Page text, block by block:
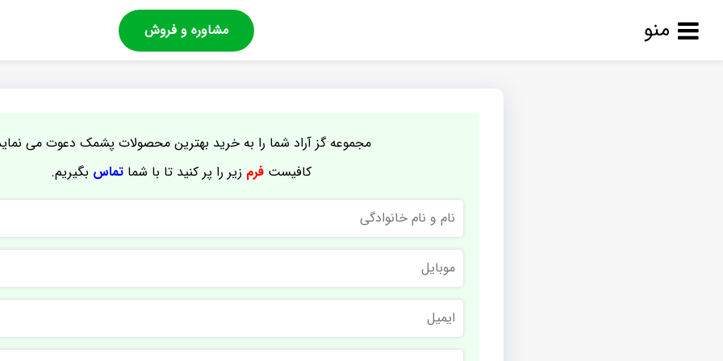
منو مشاوره و فروش
مجموعه گز آراد شما را به خرید بهترین محصولات پشمک دعوت می
کافیستفرم زیر را پر کنید تا با شماتماس بگیریم.
و
نام
خانوادگی
موبایل
ایمیل